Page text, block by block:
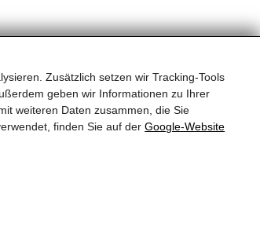
Zusätzlich setzen wir Tracking-Tools
geben wir Informationen zu Ihrer
weiteren Daten zusammen, die Sie
finden Sie auf derGoogle‑Website